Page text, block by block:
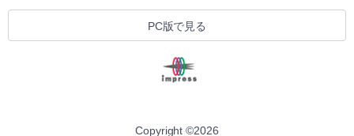
PC版で見る
Copyright ©2026